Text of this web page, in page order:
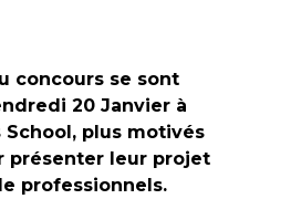
concours se sont
20 Janvier à
School, plus motivés
présenter leur projet
professionnels.